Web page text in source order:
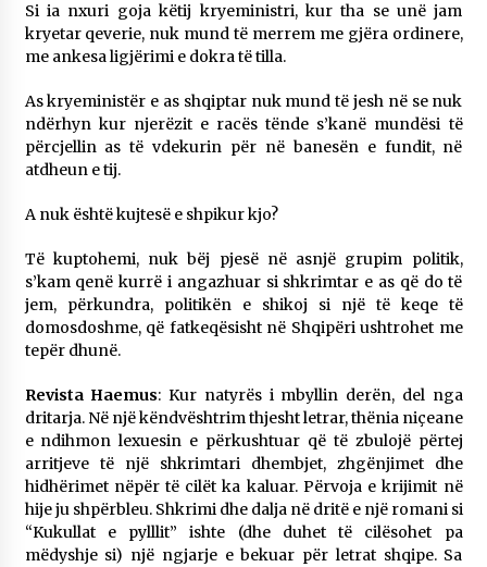
Si ia nxuri goja këtij kryeministri, kur tha se unë jam
kryetar qeverie, nuk mund të merrem me gjëra ordinere,
me ankesa ligjërimi e dokra të tilla.
As kryeministër e as shqiptar nuk mund të jesh në se nuk
ndërhyn kur njerëzit e racës tënde s’kanë mundësi të
përcjellin as të vdekurin për në banesën e fundit, në
atdheun e tij.
A nuk është kujtesë e shpikur kjo?
Të kuptohemi, nuk bëj pjesë në asnjë grupim politik,
s’kam qenë kurrë i angazhuar si shkrimtar e as që do të
jem, përkundra, politikën e shikoj si një të keqe të
domosdoshme, që fatkeqësisht në Shqipëri ushtrohet me
tepër dhunë.
Revista Haemus: Kur natyrës i mbyllin derën, del nga
dritarja. Në një këndvështrim thjesht letrar, thënia niçeane
e ndihmon lexuesin e përkushtuar që të zbulojë përtej
arritjeve të një shkrimtari dhembjet, zhgënjimet dhe
hidhërimet nëpër të cilët ka kaluar. Përvoja e krijimit në
hije ju shpërbleu. Shkrimi dhe dalja në dritë e një romani si
“Kukullat e pylllit” ishte (dhe duhet të cilësohet pa
mëdyshje si) një ngjarje e bekuar për letrat shqipe. Sa